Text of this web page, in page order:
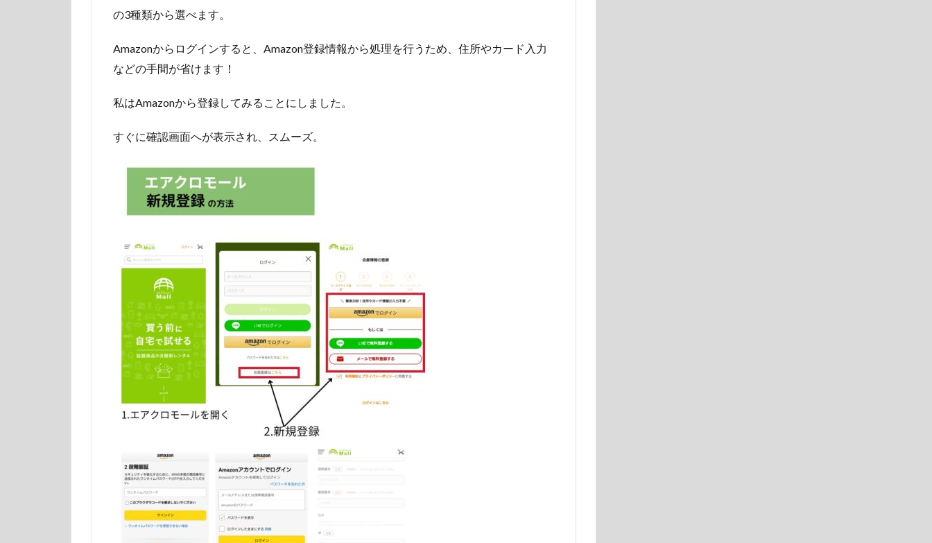
の3種類から選べます。
Amazonからログインすると、Amazon登録情報から処理を行うため、住所やカード入力
などの手間が省けます！
私はAmazonから登録してみることにしました。
すぐに確認画面へが表示され、スムーズ。